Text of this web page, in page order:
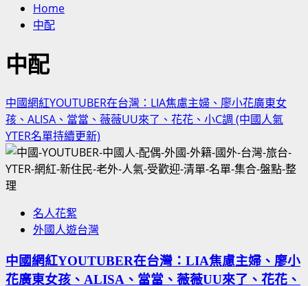
Home
中配
中配
中國網紅YOUTUBER在台灣：LIA焦慮主婦、廖小花廣東女
孩、ALISA、當當、薇薇UU來了、花花、小C調 (中國人氣
YTER名單持續更新)
名人花絮
外國人遊台灣
中國網紅YOUTUBER在台灣：LIA焦慮主婦、廖小
花廣東女孩、ALISA、當當、薇薇UU來了、花花、